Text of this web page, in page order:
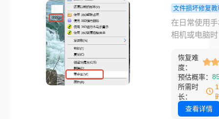
后来我花了
天时间研究
硬盘里的资
回，试了七
法，有的确
用，有的纯
时间。
会发现某些
没有出现在
里。这种情
是由于使用了
Shift+Delete
直接删除、
大无法进入
或系统设置
导致的。面
情况，电脑
文件损坏修复教
坏的图片怎
复？常用修
在日常使用
相机或电脑
件损坏打不
况：文件头
数据错误、
符甚至物理
可能导致图
恢复难
度：
预估概率：
所需时
长：
查看详情